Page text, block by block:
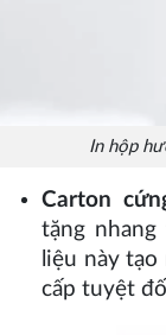
In hộp
Carton
tặng nhang
liệu này
cấp tuyệt